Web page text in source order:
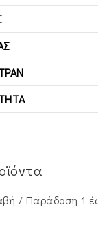
/ Παράδoση 1